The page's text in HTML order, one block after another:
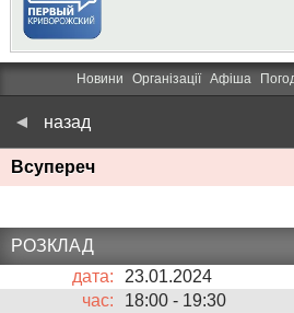
Новини Організації Афіша
назад
Всупереч
РОЗКЛАД
дата:
23.01.2024
час:
18:00 - 19:30